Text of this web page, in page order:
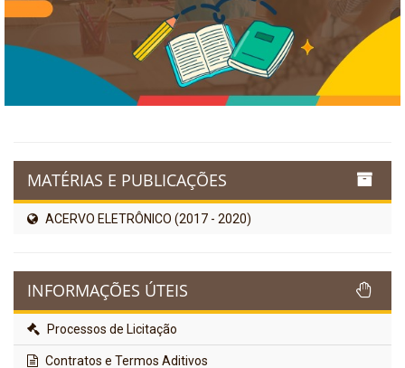
MATÉRIAS E PUBLICAÇÕES
ACERVO ELETRÔNICO (2017 - 2020)
INFORMAÇÕES ÚTEIS
Processos de Licitação
Contratos e Termos Aditivos